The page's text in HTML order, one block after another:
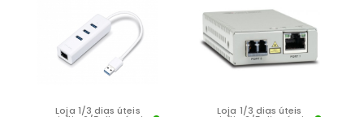
Loja 1/3 dias úteis Loja 1/3 dias úteis